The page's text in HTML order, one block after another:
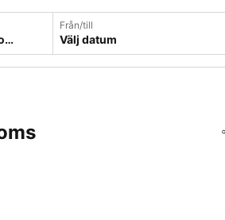
Från/till
Välj datum